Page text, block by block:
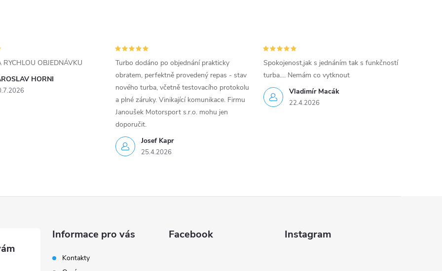
HORNI
RYCHLOU OBJEDNÁVKU
Josef Kapr
25.4.2026
Turbo dodáno po objednání prakticky
obratem, perfektně provedený repas - stav
nového turba, včetně testovacího protokolu
a plné záruky. Vinikající komunikace. Firmu
Janoušek Motorsport s.r.o. mohu jen
doporučit.
Vladimír Macák
22.4.2026
Spokojenost,jak s jednáním tak s funkčností
turba.... Nemám co vytknout
Informace pro vás
Kontakty
Facebook Instagram